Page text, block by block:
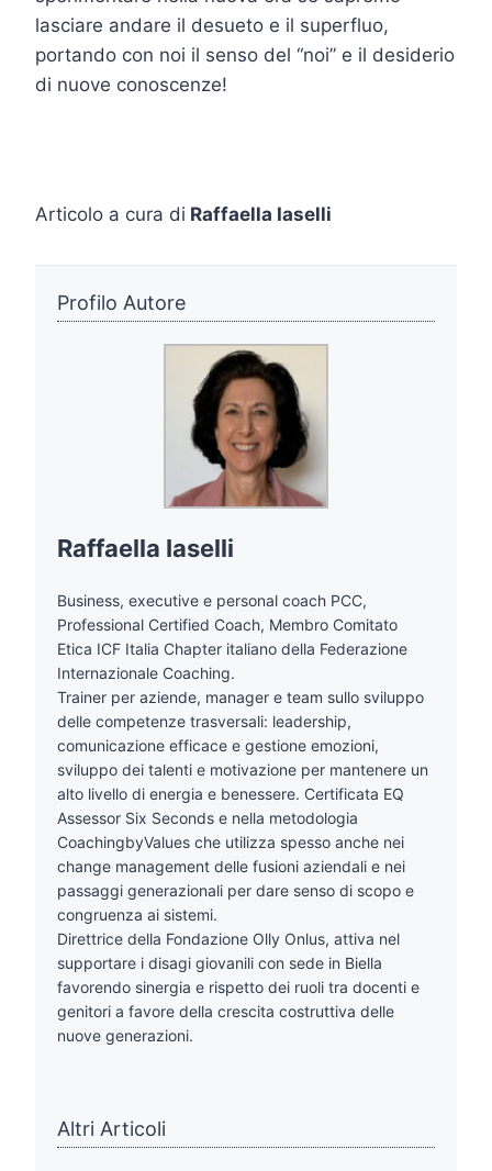
lasciare andare il desueto e il superfluo,
portando con noi il senso del “noi” e il desiderio
di nuove conoscenze!
Articolo a cura di Raffaella Iaselli
Profilo Autore
Raffaella Iaselli
Business, executive e personal coach PCC,
Professional Certified Coach, Membro Comitato
Etica ICF Italia Chapter italiano della Federazione
Internazionale Coaching.
Trainer per aziende, manager e team sullo sviluppo
delle competenze trasversali: leadership,
comunicazione efficace e gestione emozioni,
sviluppo dei talenti e motivazione per mantenere un
alto livello di energia e benessere. Certificata EQ
Assessor Six Seconds e nella metodologia
CoachingbyValues che utilizza spesso anche nei
change management delle fusioni aziendali e nei
passaggi generazionali per dare senso di scopo e
congruenza ai sistemi.
Direttrice della Fondazione Olly Onlus, attiva nel
supportare i disagi giovanili con sede in Biella
favorendo sinergia e rispetto dei ruoli tra docenti e
genitori a favore della crescita costruttiva delle
nuove generazioni.
Altri Articoli